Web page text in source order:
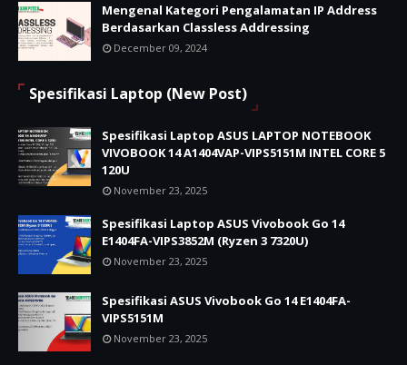
Mengenal Kategori Pengalamatan IP Address
Berdasarkan Classless Addressing
December 09, 2024
Spesifikasi Laptop (New Post)
Spesifikasi Laptop ASUS LAPTOP NOTEBOOK
VIVOBOOK 14 A1404VAP-VIPS5151M INTEL CORE 5
120U
November 23, 2025
Spesifikasi Laptop ASUS Vivobook Go 14
E1404FA-VIPS3852M (Ryzen 3 7320U)
November 23, 2025
Spesifikasi ASUS Vivobook Go 14 E1404FA-
VIPS5151M
November 23, 2025